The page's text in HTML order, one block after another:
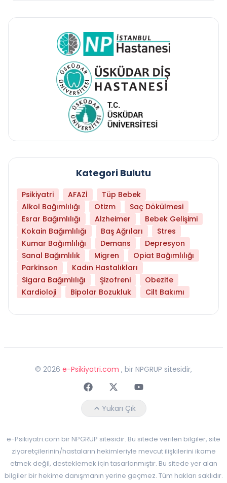
Kategori Bulutu
Psikiyatri AFAZİ
Tüp Bebek
Alkol Bağımlılığı
Otizm
Saç Dökülmesi
Esrar Bağımlılığı
Alzheimer
Bebek Gelişimi
Kokain Bağımlılığı
Baş Ağrıları
Stres
Kumar Bağımlılığı
Demans
Depresyon
Sanal Bağımlılık
Migren
Opiat Bağımlılığı
Parkinson
Kadın Hastalıkları
Sigara Bağımlılığı
Şizofreni
Obezite
Kardioloji
Bipolar Bozukluk Cilt Bakımı
© 2026 e-Psikiyatri.com , bir NPGRUP sitesidir,
FaceebokTwitterYoutube
Yukarı Çık
e-Psikiyatri.com bir NPGRUP sitesidir. Bu sitede verilen bilgiler, site
ziyaretçilerinin/hastaların hekimleriyle mevcut ilişkilerini ikame
etmek değil, desteklemek için tasarlanmıştır. Bu sitede yer alan
bilgiler bir hekime danışmanın yerine geçmez. Tüm hakları saklıdır.